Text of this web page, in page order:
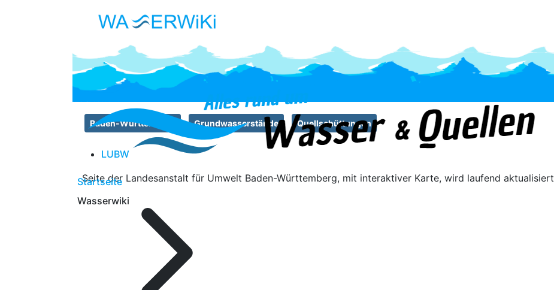
Startseite
Wasserwiki
Baden-Württemberg Grundwasserstände Quellschüttungen
LUBW
Seite der Landesanstalt für Umwelt Baden-Württemberg, mit interaktiver Karte, wird laufend aktualisiert